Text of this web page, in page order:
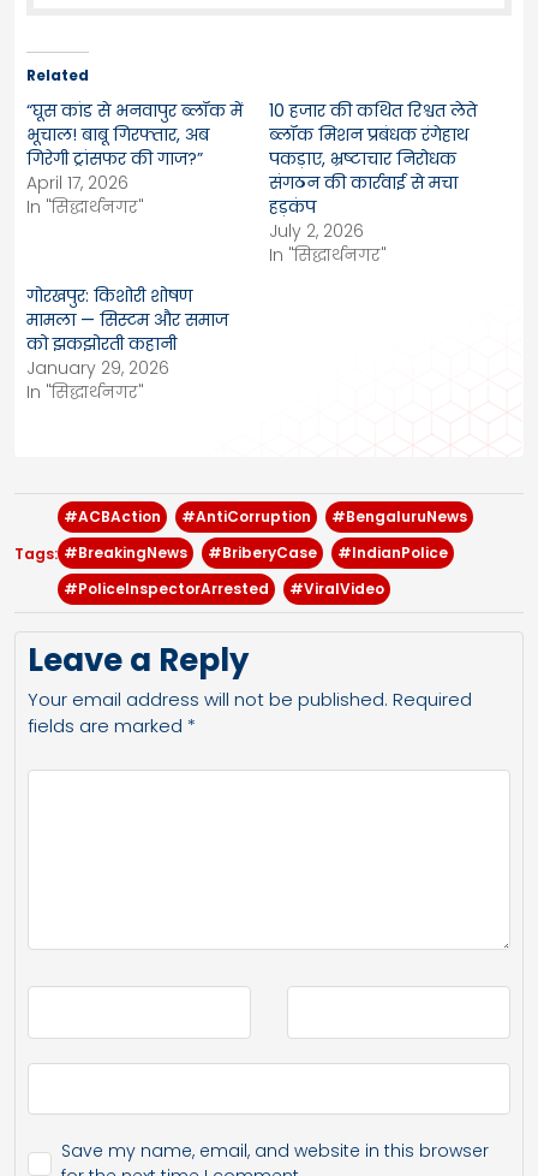
Related
“घूस कांड से भनवापुर ब्लॉक में
भूचाल! बाबू गिरफ्तार, अब
गिरेगी ट्रांसफर की गाज?”
April 17, 2026
In "सिद्धार्थनगर"
10 हजार की कथित रिश्वत लेते
ब्लॉक मिशन प्रबंधक रंगेहाथ
पकड़ाए, भ्रष्टाचार निरोधक
संगठन की कार्रवाई से मचा
हड़कंप
July 2, 2026
In "सिद्धार्थनगर"
गोरखपुर: किशोरी शोषण
मामला — सिस्टम और समाज
को झकझोरती कहानी
January 29, 2026
In "सिद्धार्थनगर"
Tags:
#ACBAction #AntiCorruption
#BengaluruNews
#BreakingNews
#BriberyCase
#IndianPolice
#PoliceInspectorArrested
#ViralVideo
Leave a Reply
Your email address will not be published. Required
fields are marked *
Save my name, email, and website in this browser